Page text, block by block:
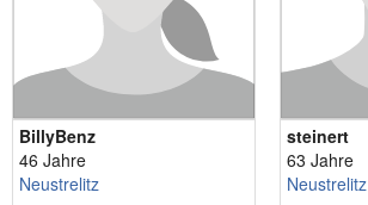
BillyBenz
46 Jahre
Neustrelitz
steinert
63 Jahre
Neustrelitz